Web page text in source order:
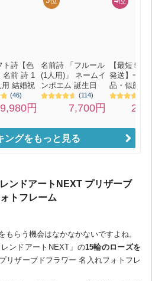
ングをもっと見る
ンドアートNEXT プリザーブ
トフレーム
もらう機会はなかなかないですよね。
ンドアートNEXT」の15輪のローズを
リザーブドフラワー 名入れフォトフレ